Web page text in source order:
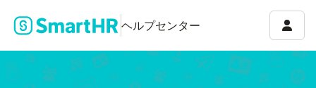
ヘルプセンター アカ